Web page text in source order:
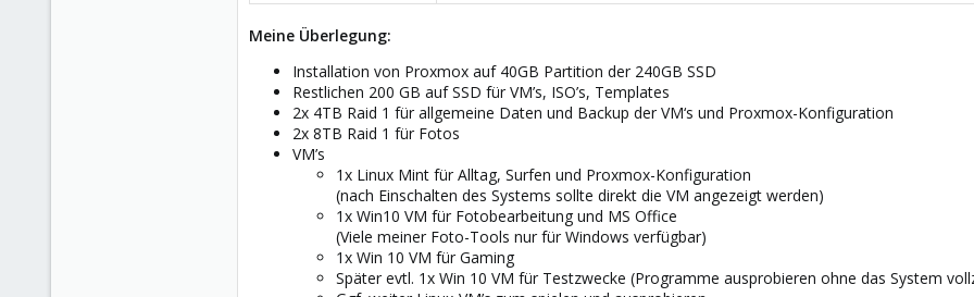
Meine Überlegung:
Installation von Proxmox auf 40GB Partition der 240GB SSD
Restlichen 200 GB auf SSD für VM’s, ISO’s, Templates
2x 4TB Raid 1 für allgemeine Daten und Backup der VM‘s und Proxmox-Konfiguration
2x 8TB Raid 1 für Fotos
VM’s
1x Linux Mint für Alltag, Surfen und Proxmox-Konfiguration
(nach Einschalten des Systems sollte direkt die VM angezeigt werden)
1x Win10 VM für Fotobearbeitung und MS Office
(Viele meiner Foto-Tools nur für Windows verfügbar)
1x Win 10 VM für Gaming
Später evtl. 1x Win 10 VM für Testzwecke (Programme ausprobieren ohne das System